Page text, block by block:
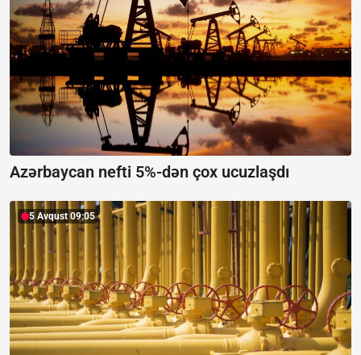
Azərbaycan nefti 5%-dən çox ucuzlaşdı
5 Avqust 09:05